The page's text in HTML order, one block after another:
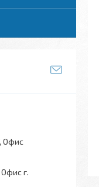
Офис
Офис г.